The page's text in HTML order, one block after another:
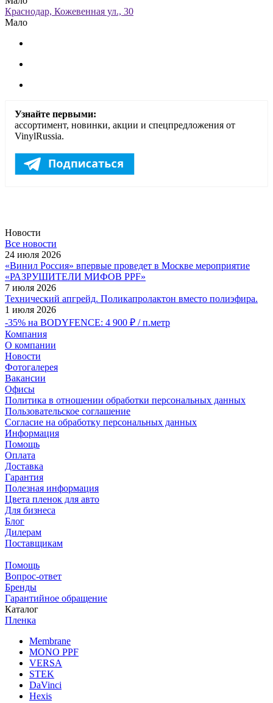
Краснодар, Кожевенная ул., 30
Мало
Узнайте первыми:
ассортимент, новинки, акции и спецпредложения от
VinylRussia.
Новости
Все новости
24 июля 2026
«Винил Россия» впервые проведет в Москве мероприятие
«РАЗРУШИТЕЛИ МИФОВ PPF»
7 июля 2026
Технический апгрейд. Поликапролактон вместо полиэфира.
1 июля 2026
-35% на BODYFENCE: 4 900 ₽ / п.метр
Компания
О компании
Новости
Фотогалерея
Вакансии
Офисы
Политика в отношении обработки персональных данных
Пользовательское соглашение
Согласие на обработку персональных данных
Информация
Помощь
Оплата
Доставка
Гарантия
Полезная информация
Цвета пленок для авто
Для бизнеса
Блог
Дилерам
Поставщикам
Помощь
Вопрос-ответ
Бренды
Гарантийное обращение
Каталог
Пленка
Membrane
MONO PPF
VERSA
STEK
DaVinci
Hexis